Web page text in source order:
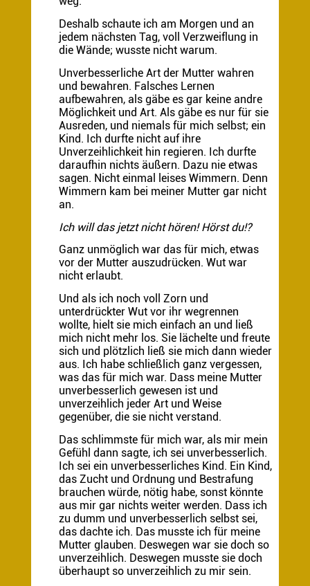
Deshalb schaute ich am Morgen und an
jedem nächsten Tag, voll Verzweiflung in
die Wände; wusste nicht warum.
Unverbesserliche Art der Mutter wahren
und bewahren. Falsches Lernen
aufbewahren, als gäbe es gar keine andre
Möglichkeit und Art. Als gäbe es nur für sie
Ausreden, und niemals für mich selbst; ein
Kind. Ich durfte nicht auf ihre
Unverzeihlichkeit hin regieren. Ich durfte
daraufhin nichts äußern. Dazu nie etwas
sagen. Nicht einmal leises Wimmern. Denn
Wimmern kam bei meiner Mutter gar nicht
an.
Ich will das jetzt nicht hören! Hörst du!?
Ganz unmöglich war das für mich, etwas
vor der Mutter auszudrücken. Wut war
nicht erlaubt.
Und als ich noch voll Zorn und
unterdrückter Wut vor ihr wegrennen
wollte, hielt sie mich einfach an und ließ
mich nicht mehr los. Sie lächelte und freute
sich und plötzlich ließ sie mich dann wieder
aus. Ich habe schließlich ganz vergessen,
was das für mich war. Dass meine Mutter
unverbesserlich gewesen ist und
unverzeihlich jeder Art und Weise
gegenüber, die sie nicht verstand.
Das schlimmste für mich war, als mir mein
Gefühl dann sagte, ich sei unverbesserlich.
Ich sei ein unverbesserliches Kind. Ein Kind,
das Zucht und Ordnung und Bestrafung
brauchen würde, nötig habe, sonst könnte
aus mir gar nichts weiter werden. Dass ich
zu dumm und unverbesserlich selbst sei,
das dachte ich. Das musste ich für meine
Mutter glauben. Deswegen war sie doch so
unverzeihlich. Deswegen musste sie doch
überhaupt so unverzeihlich zu mir sein.